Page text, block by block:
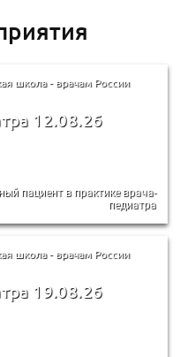
школа - врачам России
12.08.26
пациент в практике врача-
педиатра
школа - врачам России
19.08.26